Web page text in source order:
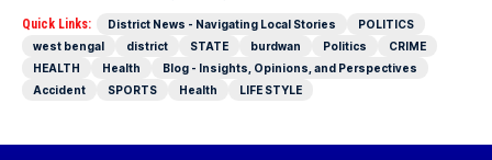
Quick Links: District News - Navigating Local Stories
POLITICS
west bengal
district STATE burdwan Politics
CRIME
HEALTH
Health
Blog - Insights, Opinions, and Perspectives
Accident
SPORTS Health LIFE STYLE